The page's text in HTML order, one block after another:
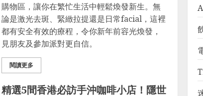
購物區，讓你在繁忙生活中輕鬆煥發新生。無
論是激光去斑、緊緻拉提還是日常facial，這裡
都有安全有效的療程，令你新年前容光煥發，
見朋友及參加派對更自信。
閱讀更多
精選5間香港必訪手沖咖啡小店！隱世